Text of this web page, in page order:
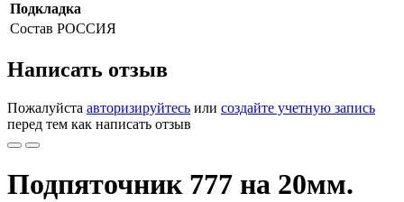
Подкладка
Состав РОССИЯ
Написать отзыв
Пожалуйста авторизируйтесь или создайте учетную запись
перед тем как написать отзыв
Подпяточник 777 на 20мм.